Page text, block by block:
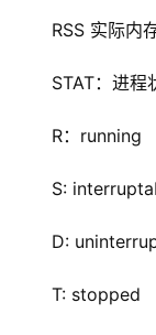
RSS 实际内
STAT：进程
R：running
S:
D:
T: stopped